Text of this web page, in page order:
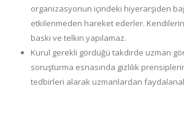
organizasyonun içindeki hiyerarşiden
etkilenmeden hareket ederler.
baskı ve telkin yapılamaz.
Kurul gerekli gördüğü takdirde uzman
soruşturma esnasında gizlilik
tedbirleri alarak uzmanlardan